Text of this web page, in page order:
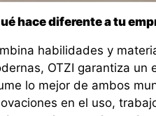
hace diferente a tu
habilidades y
OTZI garantiza un
lo mejor de ambos
en el uso,